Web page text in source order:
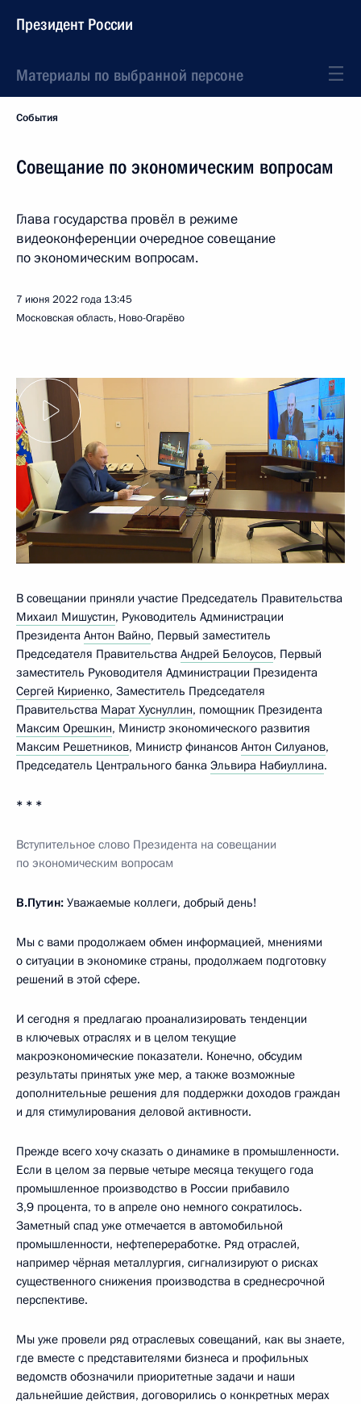
Президент России
Материалы по выбранной персоне
События
Совещание по экономическим вопросам
Глава государства провёл в режиме
видеоконференции очередное совещание
по экономическим вопросам.
7 июня 2022 года 13:45
Московская область, Ново-Огарёво
В совещании приняли участие Председатель Правительства
Михаил Мишустин, Руководитель Администрации
Президента Антон Вайно, Первый заместитель
Председателя Правительства Андрей Белоусов, Первый
заместитель Руководителя Администрации Президента
Сергей Кириенко, Заместитель Председателя
Правительства Марат Хуснуллин, помощник Президента
Максим Орешкин, Министр экономического развития
Максим Решетников, Министр финансов Антон Силуанов,
Председатель Центрального банка Эльвира Набиуллина.
* * *
Вступительное слово Президента на совещании
по экономическим вопросам
В.Путин: Уважаемые коллеги, добрый день!
Мы с вами продолжаем обмен информацией, мнениями
о ситуации в экономике страны, продолжаем подготовку
решений в этой сфере.
И сегодня я предлагаю проанализировать тенденции
в ключевых отраслях и в целом текущие
макроэкономические показатели. Конечно, обсудим
результаты принятых уже мер, а также возможные
дополнительные решения для поддержки доходов граждан
и для стимулирования деловой активности.
Прежде всего хочу сказать о динамике в промышленности.
Если в целом за первые четыре месяца текущего года
промышленное производство в России прибавило
3,9 процента, то в апреле оно немного сократилось.
Заметный спад уже отмечается в автомобильной
промышленности, нефтепереработке. Ряд отраслей,
например чёрная металлургия, сигнализируют о рисках
существенного снижения производства в среднесрочной
перспективе.
Мы уже провели ряд отраслевых совещаний, как вы знаете,
где вместе с представителями бизнеса и профильных
ведомств обозначили приоритетные задачи и наши
дальнейшие действия, договорились о конкретных мерах